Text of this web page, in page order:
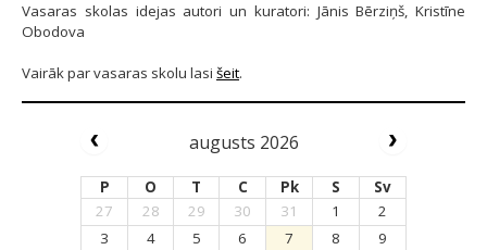
Vasaras skolas idejas autori un kuratori: Jānis Bērziņš, Kristīne
Obodova
Vairāk par vasaras skolu lasi šeit.
augusts 2026
P O T C Pk S
Sv
27
28 29 30 31 1
2
3
4 5 6 7 8
9